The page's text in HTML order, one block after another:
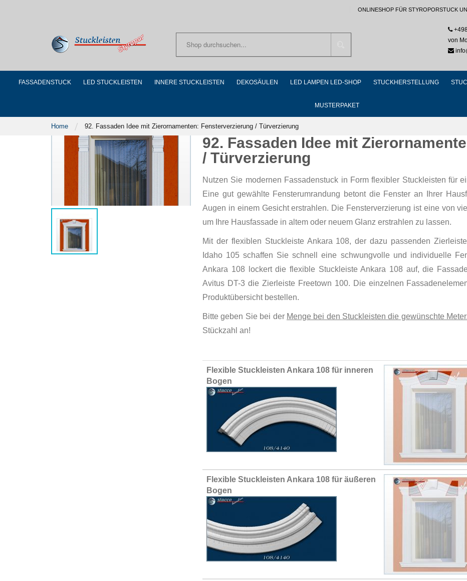
ONLINESHOP FÜR STYROPORSTUCK
von
FASSADENSTUCK LED STUCKLEISTEN INNERE STUCKLEISTEN DEKOSÄULEN LED LAMPEN LED-SHOP STUCKHERSTELLUNG
MUSTERPAKET
Home 92. Fassaden Idee mit Zierornamenten: Fensterverzierung / Türverzierung
92. Fassaden Idee mit
/ Türverzierung
Nutzen Sie modernen Fassadenstuck in Form flexibler Stuckleisten für
Eine gut gewählte Fensterumrandung betont die Fenster an Ihrer
Augen in einem Gesicht erstrahlen. Die Fensterverzierung ist eine von
um Ihre Hausfassade in altem oder neuem Glanz erstrahlen zu lassen.
Mit der flexiblen Stuckleiste Ankara 108, der dazu passenden
Idaho 105 schaffen Sie schnell eine schwungvolle und individuelle
Ankara 108 lockert die flexible Stuckleiste Ankara 108 auf, die
Avitus DT-3 die Zierleiste Freetown 100. Die einzelnen
Produktübersicht bestellen.
Bitte geben Sie bei der Menge bei den Stuckleisten die gewünschte
Stückzahl an!
Grouped
product
items
Flexible Stuckleisten Ankara 108 für inneren
Bogen
Flexible Stuckleisten Ankara 108 für äußeren
Bogen